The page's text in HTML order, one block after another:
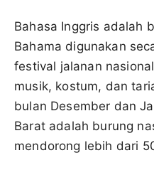
Bahasa Inggris adalah
Bahama digunakan
festival jalanan
musik, kostum, dan
bulan Desember dan
Barat adalah burung
mendorong lebih dari